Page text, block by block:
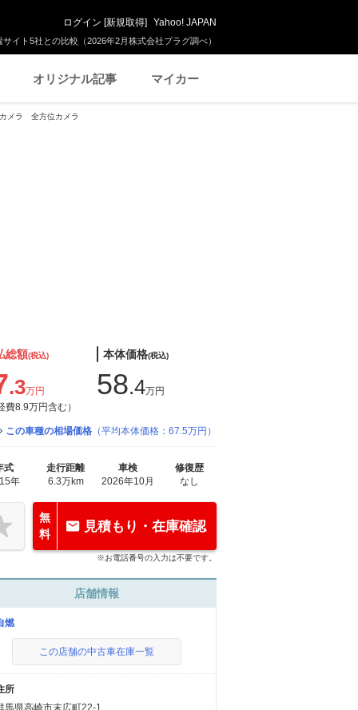
イト5社との比較（2026年2月株式会社プラグ調べ）
ログイン [新規取得] Yahoo! JAPAN
オリジナル記事 マイカー
メラ 全方位カメラ
総額(税込)
.3万円
費8.9万円含む）
本体価格(税込)
58.4万円
この車種の相場価格 （平均本体価格：67.5万円）
式
年
走行距離
6.3万km
車検
2026年10月
修復歴
なし
無
料
見積もり・在庫確認
※お電話番号の入力は不要です。
店舗情報
燃
この店舗の中古車在庫一覧
所
馬県高崎市末広町22-1